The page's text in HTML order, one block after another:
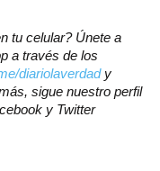
tu celular? Únete a
a través de los
diariolaverdady
sigue nuestro perfil
y Twitter